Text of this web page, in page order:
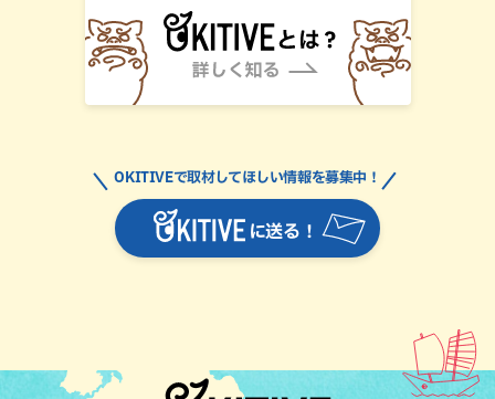
に送る！
OKITIVEで取材してほしい情報を募集中！